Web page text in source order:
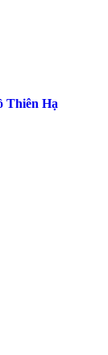
Thiên Hạ